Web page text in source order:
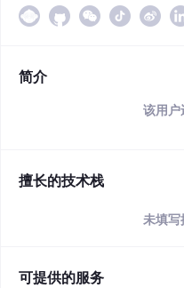
简介
该用户
擅长的技术栈
未填写
可提供的服务